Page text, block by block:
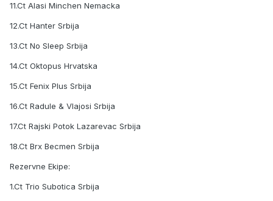
11.Ct Alasi Minchen Nemacka
12.Ct Hanter Srbija
13.Ct No Sleep Srbija
14.Ct Oktopus Hrvatska
15.Ct Fenix Plus Srbija
16.Ct Radule & Vlajosi Srbija
17.Ct Rajski Potok Lazarevac Srbija
18.Ct Brx Becmen Srbija
Rezervne Ekipe:
1.Ct Trio Subotica Srbija